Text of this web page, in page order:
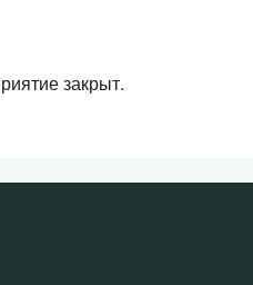
закрыт.